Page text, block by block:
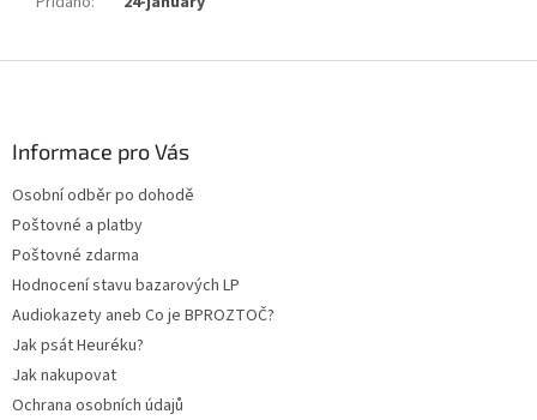
Informace pro Vás
Osobní odběr po dohodě
Poštovné a platby
Poštovné zdarma
Hodnocení stavu bazarových LP
Audiokazety aneb Co je BPROZTOČ?
Jak psát Heuréku?
Jak nakupovat
Ochrana osobních údajů